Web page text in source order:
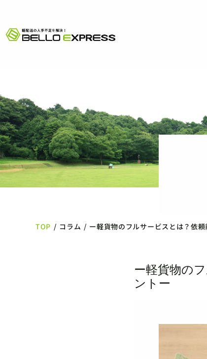
TOP / コラム / ー軽貨物のフルサービスとは？依
ー軽貨物の
ントー